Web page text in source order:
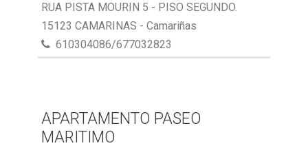
RUA PISTA MOURIN 5 - PISO SEGUNDO.
15123 CAMARINAS - Camariñas
610304086/677032823
APARTAMENTO PASEO
MARITIMO